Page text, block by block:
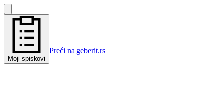
Moji spiskovi
Preći na geberit.rs